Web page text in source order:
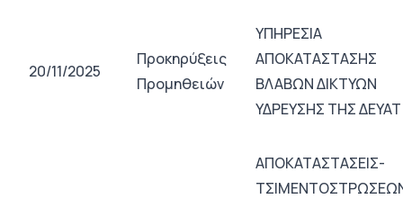
20/11/2025
Προκηρύξεις
Προμηθειών
ΥΠΗΡΕΣΙΑ
ΑΠΟΚΑΤΑΣΤΑΣΗΣ
ΒΛΑΒΩΝ ΔΙΚΤΥΩΝ
ΥΔΡΕΥΣΗΣ ΤΗΣ ΔΕΥΑΤ
ΑΠΟΚΑΤΑΣΤΑΣΕΙΣ-